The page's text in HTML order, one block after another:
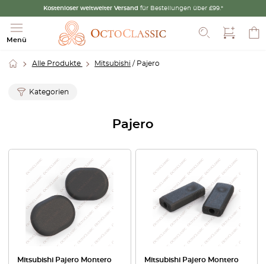
Kostenloser weltweiter Versand für Bestellungen über £99.*
Menü
Suche
Alle Produkte Mitsubishi / Pajero
Kategorien
Pajero
Mitsubishi Pajero Montero
Mitsubishi Pajero Montero